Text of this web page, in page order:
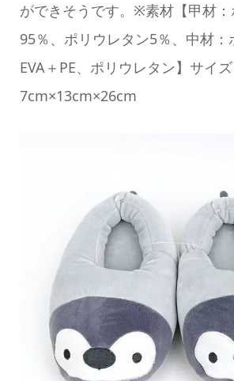
ができそうです。※素材【甲材
95％、ポリウレタン5％、中材：
EVA＋PE、ポリウレタン】サイズ
7cm×13cm×26cm